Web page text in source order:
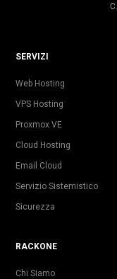
SERVIZI
Web Hosting
VPS Hosting
Proxmox VE
Cloud Hosting
Email Cloud
Servizio Sistemistico
Sicurezza
RACKONE
Chi Siamo